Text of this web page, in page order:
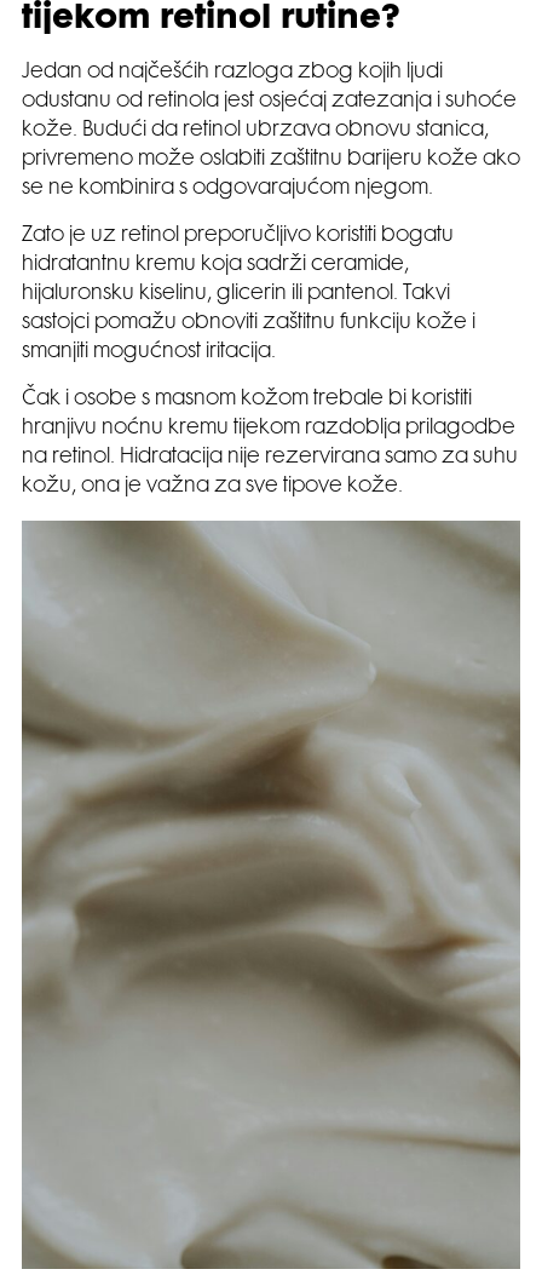
tijekom retinol rutine?
Jedan od najčešćih razloga zbog kojih ljudi
odustanu od retinola jest osjećaj zatezanja i suhoće
kože. Budući da retinol ubrzava obnovu stanica,
privremeno može oslabiti zaštitnu barijeru kože ako
se ne kombinira s odgovarajućom njegom.
Zato je uz retinol preporučljivo koristiti bogatu
hidratantnu kremu koja sadrži ceramide,
hijaluronsku kiselinu, glicerin ili pantenol. Takvi
sastojci pomažu obnoviti zaštitnu funkciju kože i
smanjiti mogućnost iritacija.
Čak i osobe s masnom kožom trebale bi koristiti
hranjivu noćnu kremu tijekom razdoblja prilagodbe
na retinol. Hidratacija nije rezervirana samo za suhu
kožu, ona je važna za sve tipove kože.